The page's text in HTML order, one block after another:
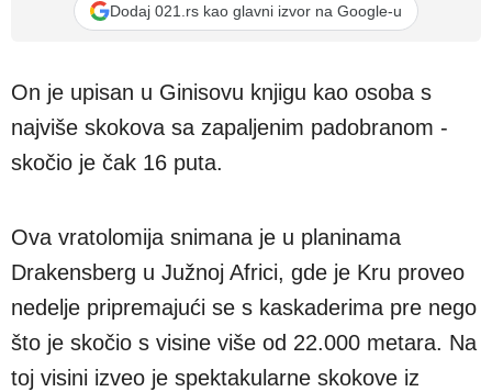
Dodaj 021.rs kao glavni izvor na Google-u
On je upisan u Ginisovu knjigu kao osoba s
najviše skokova sa zapaljenim padobranom -
skočio je čak 16 puta.
Ova vratolomija snimana je u planinama
Drakensberg u Južnoj Africi, gde je Kru proveo
nedelje pripremajući se s kaskaderima pre nego
što je skočio s visine više od 22.000 metara. Na
toj visini izveo je spektakularne skokove iz